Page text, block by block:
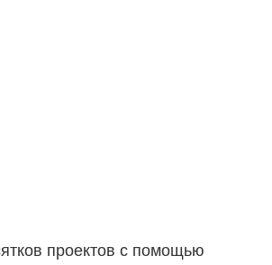
проектов с помощью